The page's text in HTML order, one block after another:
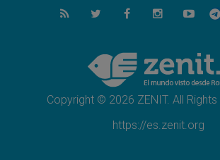
07.08.2026
Lanzan un proyecto de
Programa oficial del Viaje
Papa León XIV a Francia
Copyright © 2026 ZENIT. All
https://es.zenit.org